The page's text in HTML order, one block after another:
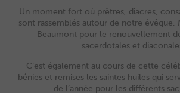
Un moment fort où prêtres, diacres,
sont rassemblés autour de notre évêque,
Beaumont pour le renouvellement
sacerdotales et
C’est également au cours de cette
bénies et remises les saintes huiles qui
de l’année pour les différents